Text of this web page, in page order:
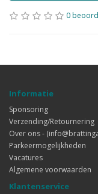
0
Informatie
Sponsoring
Verzending/Retournering
Over ons -
Parkeermogelijkheden
Vacatures
Algemene voorwaarden
Klantenservice